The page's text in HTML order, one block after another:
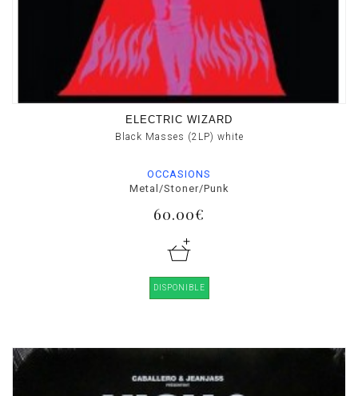
ELECTRIC WIZARD
Black Masses (2LP) white
OCCASIONS
Metal/Stoner/Punk
60.00€
DISPONIBLE